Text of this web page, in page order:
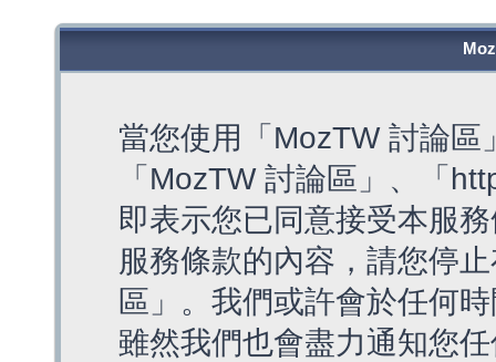
當您使用「MozTW 討論
「MozTW 討論區」、「
即表示您已同意接受本服
服務條款的內容，請您停
區」。我們或許會於任何
雖然我們也會盡力通知您